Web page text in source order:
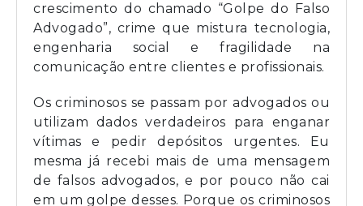
crescimento do chamado “Golpe do Falso
Advogado”, crime que mistura tecnologia,
engenharia social e fragilidade na
comunicação entre clientes e profissionais.
Os criminosos se passam por advogados ou
utilizam dados verdadeiros para enganar
vítimas e pedir depósitos urgentes. Eu
mesma já recebi mais de uma mensagem
de falsos advogados, e por pouco não cai
em um golpe desses. Porque os criminosos